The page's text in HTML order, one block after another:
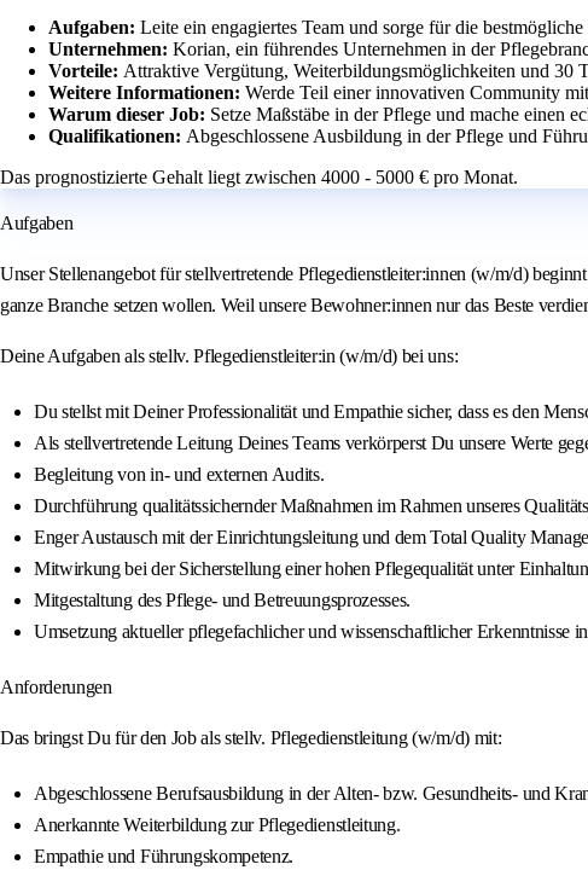
Aufgaben: Leite ein engagiertes Team und sorge für die
Unternehmen: Korian, ein führendes Unternehmen in der
Vorteile: Attraktive Vergütung, Weiterbildungsmöglichkeiten und 30
Weitere Informationen: Werde Teil einer innovativen Community
Warum dieser Job: Setze Maßstäbe in der Pflege und mache einen
Qualifikationen: Abgeschlossene Ausbildung in der Pflege und
Das prognostizierte Gehalt liegt zwischen 4000 - 5000 € pro Monat.
Aufgaben
Unser Stellenangebot für stellvertretende Pflegedienstleiter:innen (w/m/d)
ganze Branche setzen wollen. Weil unsere Bewohner:innen nur das Beste
Deine Aufgaben als stellv. Pflegedienstleiter:in (w/m/d) bei uns:
Du stellst mit Deiner Professionalität und Empathie sicher, dass es den
Als stellvertretende Leitung Deines Teams verkörperst Du unsere Werte
Begleitung von in- und externen Audits.
Durchführung qualitätssichernder Maßnahmen im Rahmen unseres
Enger Austausch mit der Einrichtungsleitung und dem Total Quality
Mitwirkung bei der Sicherstellung einer hohen Pflegequalität unter
Mitgestaltung des Pflege- und Betreuungsprozesses.
Umsetzung aktueller pflegefachlicher und wissenschaftlicher Erkenntnisse
Anforderungen
Das bringst Du für den Job als stellv. Pflegedienstleitung (w/m/d) mit:
Abgeschlossene Berufsausbildung in der Alten- bzw. Gesundheits- und
Anerkannte Weiterbildung zur Pflegedienstleitung.
Empathie und Führungskompetenz.